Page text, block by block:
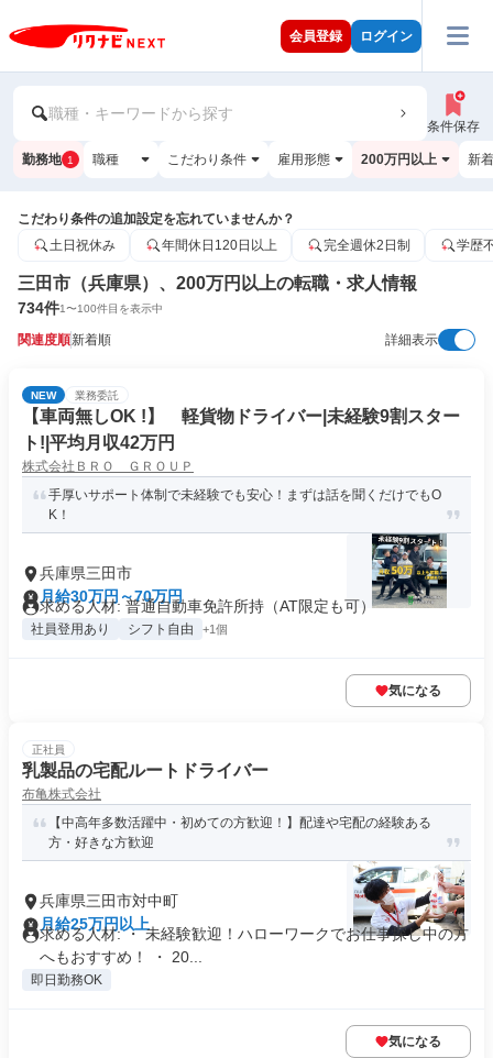
会員登録 ログイン
職種・キーワードから探す
条件保存
勤務地 1 職種 こだわり条件 雇用形態 200万円以上 新
こだわり条件の追加設定を忘れていませんか？
土日祝休み
年間休日120日以上 完全週休2日制 学歴
三田市（兵庫県）、200万円以上の転職・求人情報
734件1〜100件目を表示中
関連度順新着順 詳細表示
NEW 業務委託
【車両無しOK !】 軽貨物ドライバー|未経験9割スター
ト!|平均月収42万円
株式会社ＢＲＯ ＧＲＯＵＰ
手厚いサポート体制で未経験でも安心！まずは話を聞くだけでもO
K！
兵庫県三田市
月給30万円～70万円
求める人材: 普通自動車免許所持（AT限定も可）
社員登用あり シフト自由 +1個
気になる
正社員
乳製品の宅配ルートドライバー
布亀株式会社
【中高年多数活躍中・初めての方歓迎！】配達や宅配の経験ある
方・好きな方歓迎
兵庫県三田市対中町
月給25万円以上
求める人材: ・ 未経験歓迎！ハローワークでお仕事探し中の方
へもおすすめ！ ・ 20...
即日勤務OK
気になる